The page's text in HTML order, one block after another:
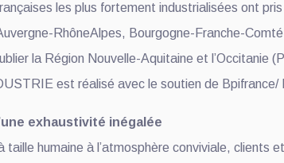
les plus fortement industrialisées ont
RhôneAlpes, Bourgogne-Franche-
la Région Nouvelle-Aquitaine et
est réalisé avec le soutien de Bpifrance/
exhaustivité inégalée
taille humaine à l’atmosphère conviviale,